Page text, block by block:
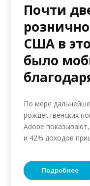
Почти
США в
было
По мере
рождественских
Adobe
и 42% доходов
Подробнее